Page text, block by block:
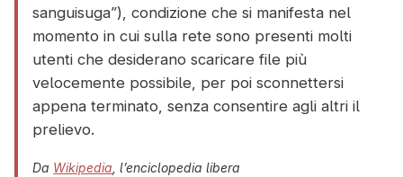
sanguisuga”), condizione che si manifesta nel
momento in cui sulla rete sono presenti molti
utenti che desiderano scaricare file più
velocemente possibile, per poi sconnettersi
appena terminato, senza consentire agli altri il
prelievo.
Da Wikipedia , l’enciclopedia libera